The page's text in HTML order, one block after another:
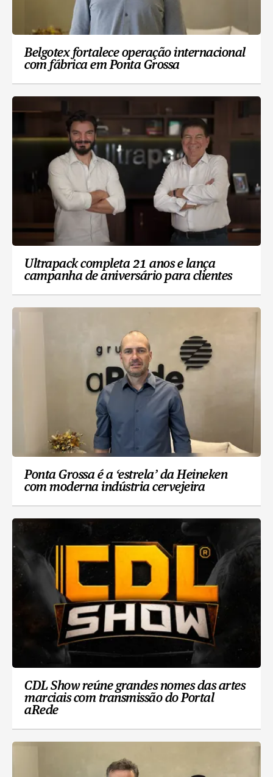
Belgotex fortalece operação internacional
com fábrica em Ponta Grossa
Ultrapack completa 21 anos e lança
campanha de aniversário para clientes
Ponta Grossa é a ‘estrela’ da Heineken
com moderna indústria cervejeira
CDL Show reúne grandes nomes das artes
marciais com transmissão do Portal
aRede